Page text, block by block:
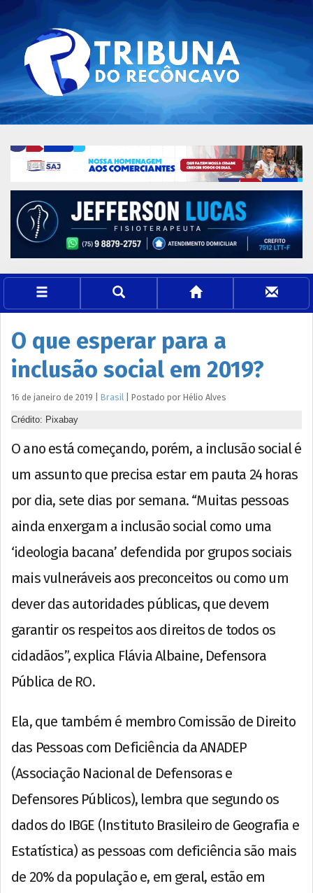
O que esperar para a
inclusão social em 2019?
16 de janeiro de 2019 Brasil Postado por Hélio Alves
Crédito: Pixabay
O ano está começando, porém, a inclusão social é
um assunto que precisa estar em pauta 24 horas
por dia, sete dias por semana. “Muitas pessoas
ainda enxergam a inclusão social como uma
‘ideologia bacana’ defendida por grupos sociais
mais vulneráveis aos preconceitos ou como um
dever das autoridades públicas, que devem
garantir os respeitos aos direitos de todos os
cidadãos”, explica Flávia Albaine, Defensora
Pública de RO.
Ela, que também é membro Comissão de Direito
das Pessoas com Deficiência da ANADEP
(Associação Nacional de Defensoras e
Defensores Públicos), lembra que segundo os
dados do IBGE (Instituto Brasileiro de Geografia e
Estatística) as pessoas com deficiência são mais
de 20% da população e, em geral, estão em